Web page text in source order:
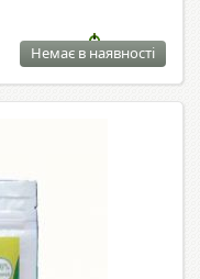
Немає в наявності